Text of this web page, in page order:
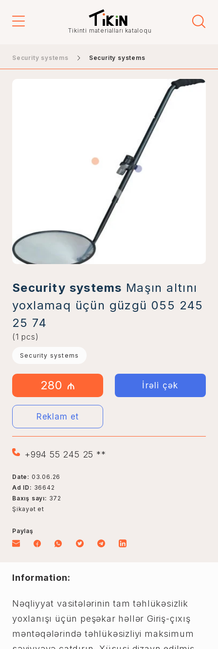
Tikinti materialları kataloqu
Security systems Security systems
Security systems Maşın altını
yoxlamaq üçün güzgü 055 245
25 74
(1 pcs)
Security systems
280 ₼ İrəli çək
Reklam et
+994 55 245 25 **
Date: 03.06.26
Ad ID: 36642
Baxış sayı: 372
Şikayət et
Paylaş
Information:
Nəqliyyat vasitələrinin tam təhlükəsizlik
yoxlanışı üçün peşəkar həllər Giriş-çıxış
məntəqələrində təhlükəsizliyi maksimum